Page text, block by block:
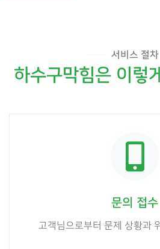
서비스 절차
하수구막힘은 이렇
문의 접수
고객님으로부터 문제 상황과